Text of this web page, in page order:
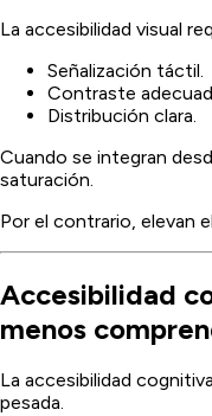
La accesibilidad visual
Señalización táctil.
Contraste
Distribución clara.
Cuando se integran
saturación.
Por el contrario, elevan
Accesibilidad
menos
La accesibilidad
pesada.